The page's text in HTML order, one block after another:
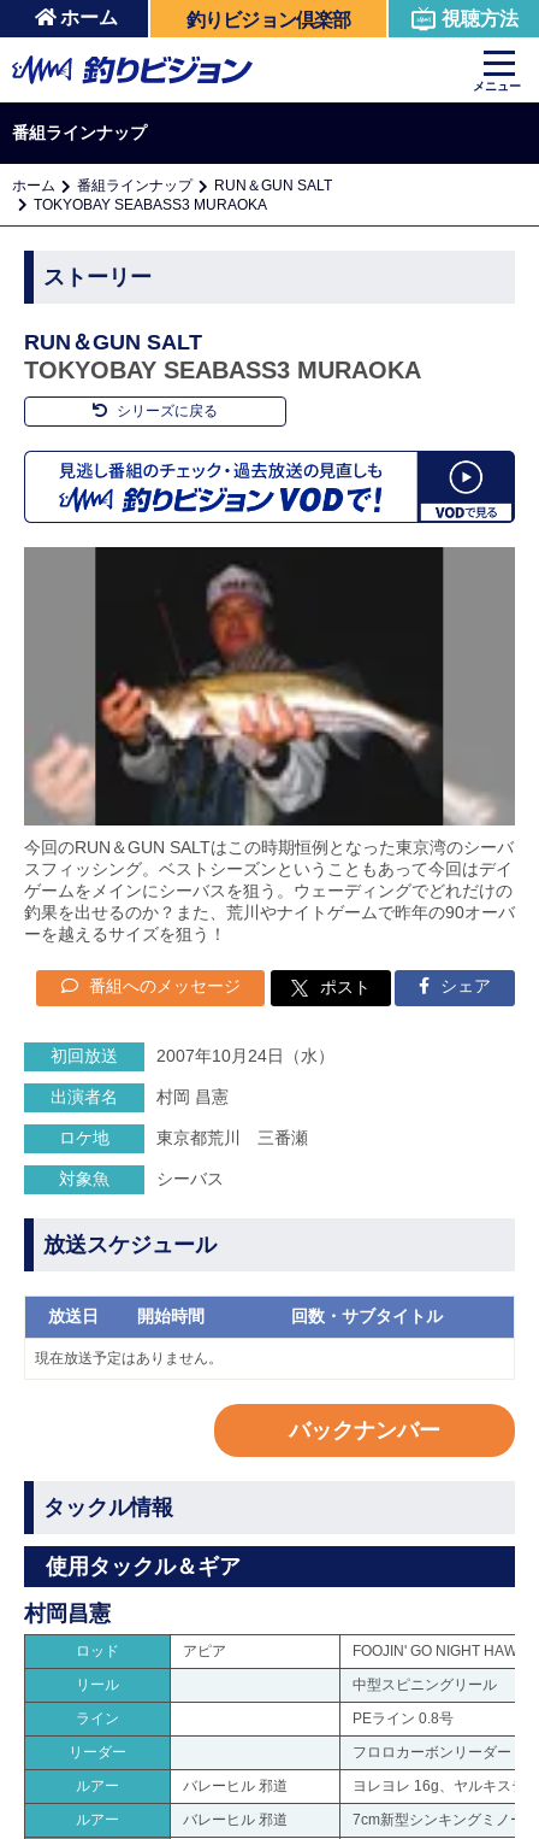
ホーム 釣りビジョン倶楽部 視聴方法
メニュー
番組ラインナップ
ホーム 番組ラインナップ
RUN＆GUN SALT
TOKYOBAY SEABASS3 MURAOKA
ストーリー
RUN＆GUN SALT
TOKYOBAY SEABASS3 MURAOKA
シリーズに戻る
今回のRUN＆GUN SALTはこの時期恒例となった東京湾のシーバ
スフィッシング。ベストシーズンということもあって今回はデイ
ゲームをメインにシーバスを狙う。ウェーディングでどれだけの
釣果を出せるのか？また、荒川やナイトゲームで昨年の90オーバ
ーを越えるサイズを狙う！
番組へのメッセージ ポスト シェア
初回放送 2007年10月24日（水）
出演者名 村岡 昌憲
ロケ地 東京都荒川 三番瀬
対象魚 シーバス
放送スケジュール
放送日 開始時間 回数・サブタイトル
現在放送予定はありません。
バックナンバー
タックル情報
使用タックル＆ギア
村岡昌憲
ロッド アピア
FOOJIN' GO NIGHT HAWK
リール
中型スピニングリール
ライン
PEライン 0.8号
リーダー
フロロカーボンリーダー
ルアー
バレーヒル 邪道
ヨレヨレ 16g、ヤルキステ
ルアー
バレーヒル 邪道
7cm新型シンキングミノー